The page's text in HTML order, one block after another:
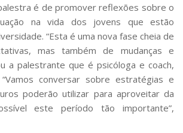
e Prevenção
e Financeiro
é de promover reflexões sobre o
na vida dos jovens que estão
“Esta é uma nova fase cheia de
mas também de mudanças e
a palestrante que é psicóloga e coach,
conversar sobre estratégias e
poderão utilizar para aproveitar da
este período tão importante”,